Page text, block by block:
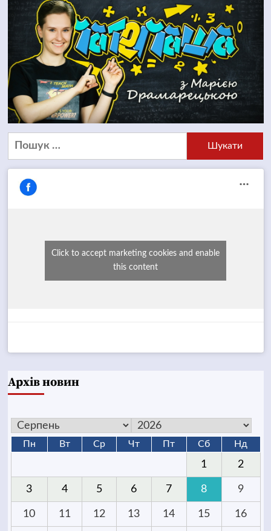
Пошук:
Click to accept marketing cookies and enable
this content
Архів новин
Пн Вт Ср Чт Пт Сб Нд
1 2
3 4 5 6 7 8 9
10 11 12 13 14 15 16